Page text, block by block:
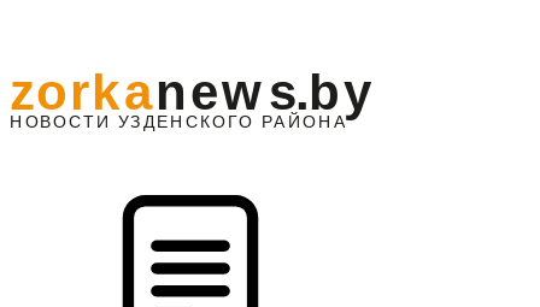
НО ВОСТИ УЗДЕНС КО ГО РАЙОНА
zorkanews.by